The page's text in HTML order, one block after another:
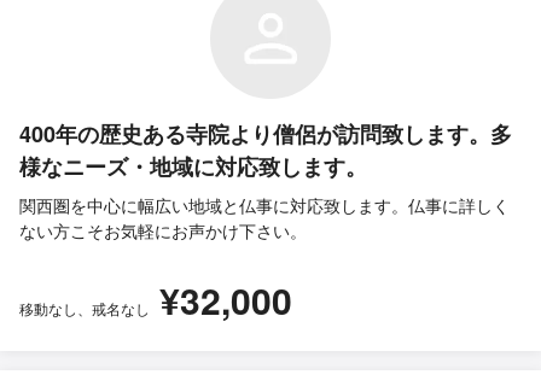
400年の歴史ある寺院より僧侶が訪問致します。多
様なニーズ・地域に対応致します。
関西圏を中心に幅広い地域と仏事に対応致します。仏事に詳しく
ない方こそお気軽にお声かけ下さい。
移動なし、戒名なし ¥32,000